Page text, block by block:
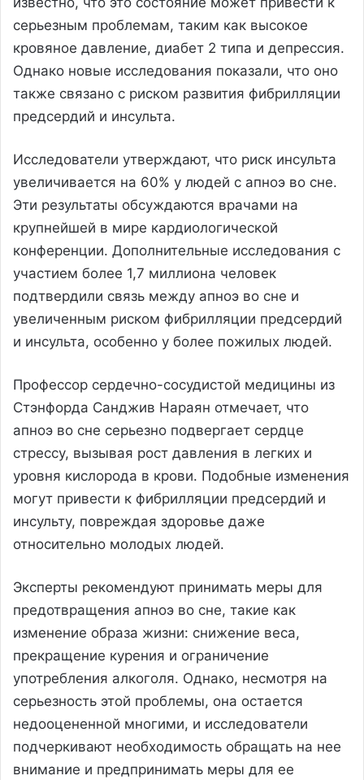
серьезным проблемам, таким как высокое
кровяное давление, диабет 2 типа и депрессия.
Однако новые исследования показали, что оно
также связано с риском развития фибрилляции
предсердий и инсульта.
Исследователи утверждают, что риск инсульта
увеличивается на 60% у людей с апноэ во сне.
Эти результаты обсуждаются врачами на
крупнейшей в мире кардиологической
конференции. Дополнительные исследования с
участием более 1,7 миллиона человек
подтвердили связь между апноэ во сне и
увеличенным риском фибрилляции предсердий
и инсульта, особенно у более пожилых людей.
Профессор сердечно-сосудистой медицины из
Стэнфорда Санджив Нараян отмечает, что
апноэ во сне серьезно подвергает сердце
стрессу, вызывая рост давления в легких и
уровня кислорода в крови. Подобные изменения
могут привести к фибрилляции предсердий и
инсульту, повреждая здоровье даже
относительно молодых людей.
Эксперты рекомендуют принимать меры для
предотвращения апноэ во сне, такие как
изменение образа жизни: снижение веса,
прекращение курения и ограничение
употребления алкоголя. Однако, несмотря на
серьезность этой проблемы, она остается
недооцененной многими, и исследователи
подчеркивают необходимость обращать на нее
внимание и предпринимать меры для ее